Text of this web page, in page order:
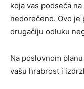
koja vas podseća
nedorečeno. Ovo
drugačiju odluku
Na poslovnom
vašu hrabrost i